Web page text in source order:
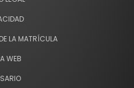
LA MATRÍCULA
WEB